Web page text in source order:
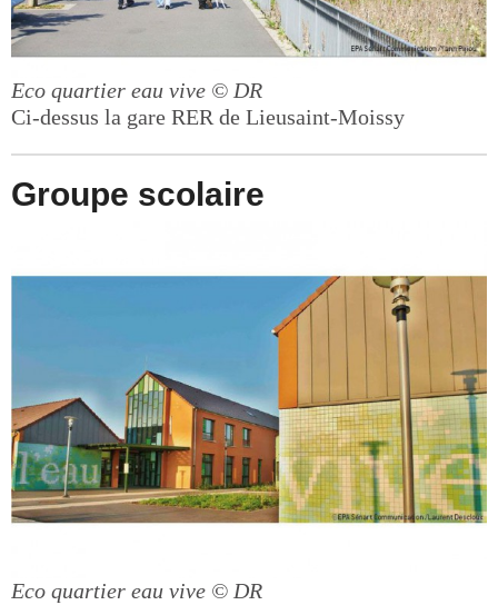
Eco quartier eau vive © DR
Ci-dessus la gare RER de Lieusaint-Moissy
Groupe scolaire
Eco quartier eau vive © DR